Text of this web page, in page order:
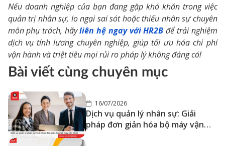
Nếu doanh nghiệp của bạn đang gặp khó khăn trong việc
quản trị nhân sự, lo ngại sai sót hoặc thiếu nhân sự chuyên
môn phụ trách, hãyliên hệ ngay với HR2B để trải nghiệm
dịch vụ tính lương chuyên nghiệp, giúp tối ưu hóa chi phí
vận hành và triệt tiêu mọi rủi ro pháp lý không đáng có!
Bài viết cùng chuyên mục
16/07/2026
Dịch vụ quản lý nhân sự: Giải
pháp đơn giản hóa bộ máy vận